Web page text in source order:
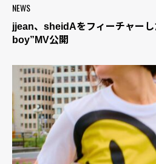
NEWS
jjean、sheidAをフィーチャー
boy”MV公開